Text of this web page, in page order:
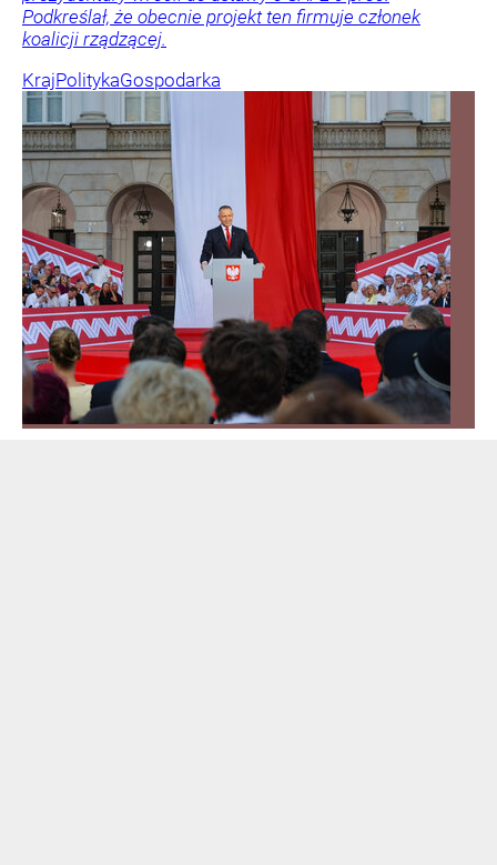
Podkreślał, że obecnie projekt ten firmuje członek
koalicji rządzącej.
KrajPolitykaGospodarka